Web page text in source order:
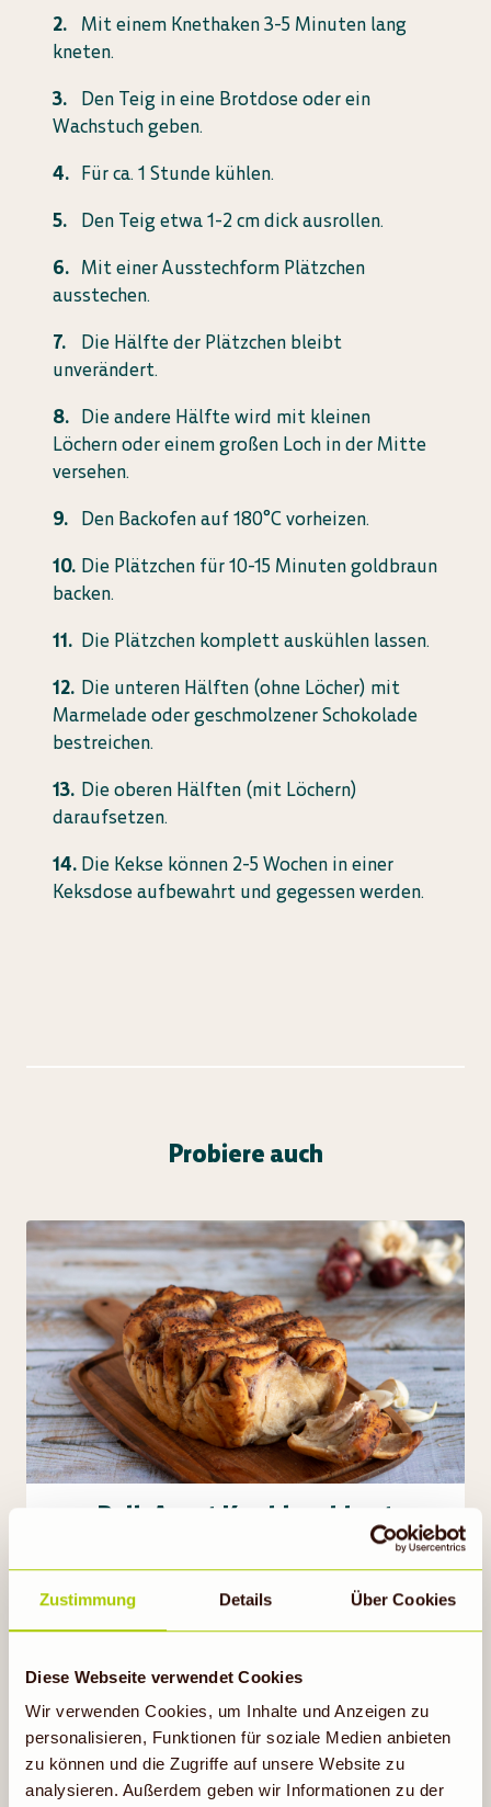
Zustimmung Details Über Cookies
Diese Webseite verwendet Cookies
Wir verwenden Cookies, um Inhalte und Anzeigen zu
personalisieren, Funktionen für soziale Medien anbieten
zu können und die Zugriffe auf unsere Website zu
analysieren. Außerdem geben wir Informationen zu der
Mit einem Knethaken 3-5 Minuten lang
kneten.
Den Teig in eine Brotdose oder ein
Wachstuch geben.
Für ca. 1 Stunde kühlen.
Den Teig etwa 1-2 cm dick ausrollen.
Mit einer Ausstechform Plätzchen
ausstechen.
Die Hälfte der Plätzchen bleibt
unverändert.
Die andere Hälfte wird mit kleinen
Löchern oder einem großen Loch in der Mitte
versehen.
Den Backofen auf 180°C vorheizen.
Die Plätzchen für 10-15 Minuten goldbraun
backen.
Die Plätzchen komplett auskühlen lassen.
Die unteren Hälften (ohne Löcher) mit
Marmelade oder geschmolzener Schokolade
bestreichen.
Die oberen Hälften (mit Löchern)
daraufsetzen.
Die Kekse können 2-5 Wochen in einer
Keksdose aufbewahrt und gegessen werden.
Probiere auch
Pull-Apart Knoblauchbrot